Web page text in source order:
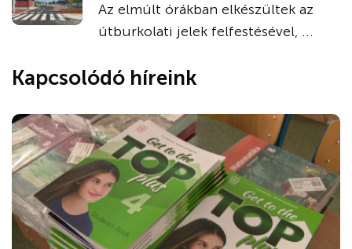
Az elmúlt órákban elkészültek az
útburkolati jelek felfestésével, ...
Kapcsolódó híreink